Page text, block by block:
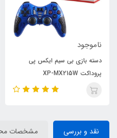
ناموجود
دسته بازی بی سیم ایکس پی
پروداکت XP-MX215W
نقد و بررسی مشخصات